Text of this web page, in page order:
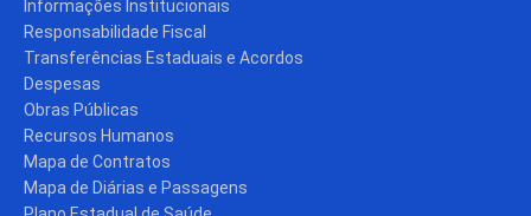
Informações Institucionais
Responsabilidade Fiscal
Transferências Estaduais e Acordos
Despesas
Obras Públicas
Recursos Humanos
Mapa de Contratos
Mapa de Diárias e Passagens